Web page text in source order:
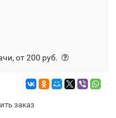
от 200 руб.
заказ